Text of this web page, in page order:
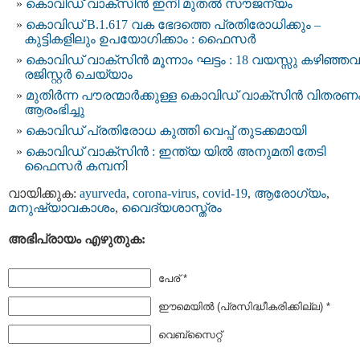
കൊവിഡ് വാക്സിന്‍ ഇനി മുതല്‍ സൗജന്യം
കൊവിഡ് B.1.617 വക ഭേദത്തെ പ്രതിരോധിക്കും –
കുട്ടികളിലും ഉപയോഗിക്കാം : ഫൈസർ
കൊവിഡ് വാക്സിന്‍ മൂന്നാം ഘട്ടം : 18 വയസ്സു
രജിസ്റ്റർ ചെയ്യാം
മുതിര്‍ന്ന പൗരന്മാര്‍ക്കുള്ള കൊവിഡ് വാക്‌സിന്‍
ആരംഭിച്ചു
കൊവിഡ് പ്രതിരോധ കുത്തി വെപ്പ് തുടക്കമായി
കൊവിഡ് വാക്സിന്‍ : ഇന്ത്യ യില്‍ അനുമതി തേടി
ഫൈസര്‍ കമ്പനി
വായിക്കുക: ayurveda, corona-virus, covid-19, ആരോഗ്യം,
മനുഷ്യാവകാശം, വൈദ്യശാസ്ത്രം
അഭിപ്രായം എഴുതുക:
പേര് *
ഈമെയില്‍ (പ്രസിദ്ധീകരിക്കില്ല) *
വെബ്സൈറ്റ്